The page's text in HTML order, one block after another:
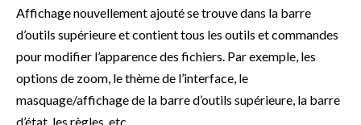
Affichage nouvellement ajouté se trouve dans la barre
d’outils supérieure et contient tous les outils et commandes
pour modifier l’apparence des fichiers. Par exemple, les
options de zoom, le thème de l’interface, le
masquage/affichage de la barre d’outils supérieure, la barre
d’état, les règles, etc.